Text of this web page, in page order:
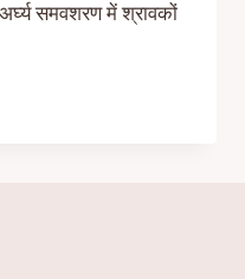
समवशरण में श्रावकों